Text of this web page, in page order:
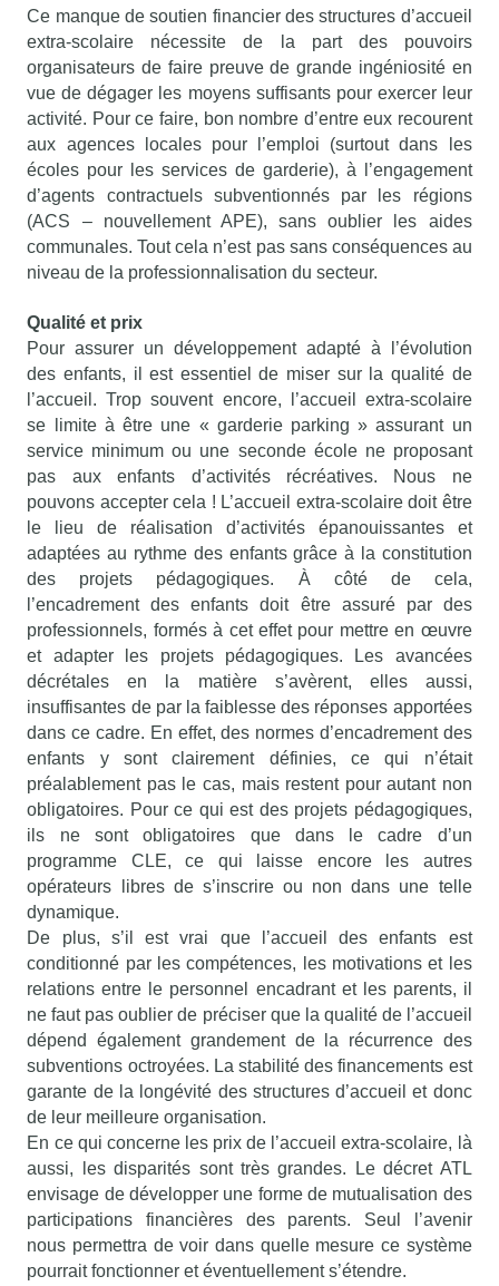
Ce manque de soutien financier des structures d’accueil
extra-scolaire nécessite de la part des pouvoirs
organisateurs de faire preuve de grande ingéniosité en
vue de dégager les moyens suffisants pour exercer leur
activité. Pour ce faire, bon nombre d’entre eux recourent
aux agences locales pour l’emploi (surtout dans les
écoles pour les services de garderie), à l’engagement
d’agents contractuels subventionnés par les régions
(ACS – nouvellement APE), sans oublier les aides
communales. Tout cela n’est pas sans conséquences au
niveau de la professionnalisation du secteur.
Qualité et prix
Pour assurer un développement adapté à l’évolution
des enfants, il est essentiel de miser sur la qualité de
l’accueil. Trop souvent encore, l’accueil extra-scolaire
se limite à être une « garderie parking » assurant un
service minimum ou une seconde école ne proposant
pas aux enfants d’activités récréatives. Nous ne
pouvons accepter cela ! L’accueil extra-scolaire doit être
le lieu de réalisation d’activités épanouissantes et
adaptées au rythme des enfants grâce à la constitution
des projets pédagogiques. À côté de cela,
l’encadrement des enfants doit être assuré par des
professionnels, formés à cet effet pour mettre en œuvre
et adapter les projets pédagogiques. Les avancées
décrétales en la matière s’avèrent, elles aussi,
insuffisantes de par la faiblesse des réponses apportées
dans ce cadre. En effet, des normes d’encadrement des
enfants y sont clairement définies, ce qui n’était
préalablement pas le cas, mais restent pour autant non
obligatoires. Pour ce qui est des projets pédagogiques,
ils ne sont obligatoires que dans le cadre d’un
programme CLE, ce qui laisse encore les autres
opérateurs libres de s’inscrire ou non dans une telle
dynamique.
De plus, s’il est vrai que l’accueil des enfants est
conditionné par les compétences, les motivations et les
relations entre le personnel encadrant et les parents, il
ne faut pas oublier de préciser que la qualité de l’accueil
dépend également grandement de la récurrence des
subventions octroyées. La stabilité des financements est
garante de la longévité des structures d’accueil et donc
de leur meilleure organisation.
En ce qui concerne les prix de l’accueil extra-scolaire, là
aussi, les disparités sont très grandes. Le décret ATL
envisage de développer une forme de mutualisation des
participations financières des parents. Seul l’avenir
nous permettra de voir dans quelle mesure ce système
pourrait fonctionner et éventuellement s’étendre.